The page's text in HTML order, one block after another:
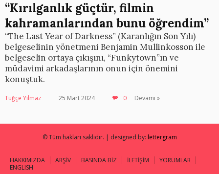
“Kırılganlık güçtür, filmin
kahramanlarından bunu öğrendim”
“The Last Year of Darkness” (Karanlığın Son Yılı)
belgeselinin yönetmeni Benjamin Mullinkosson ile
belgeselin ortaya çıkışını, “Funkytown”ın ve
müdavimi arkadaşlarının onun için önemini
konuştuk.
Tuğçe Yılmaz 25 Mart 2024 0 Devamı »
© Tüm hakları saklıdır. | designed by: lettergram
HAKKIMIZDA ARŞİV BASINDA BİZ İLETİŞİM
YORUMLAR
ENGLISH